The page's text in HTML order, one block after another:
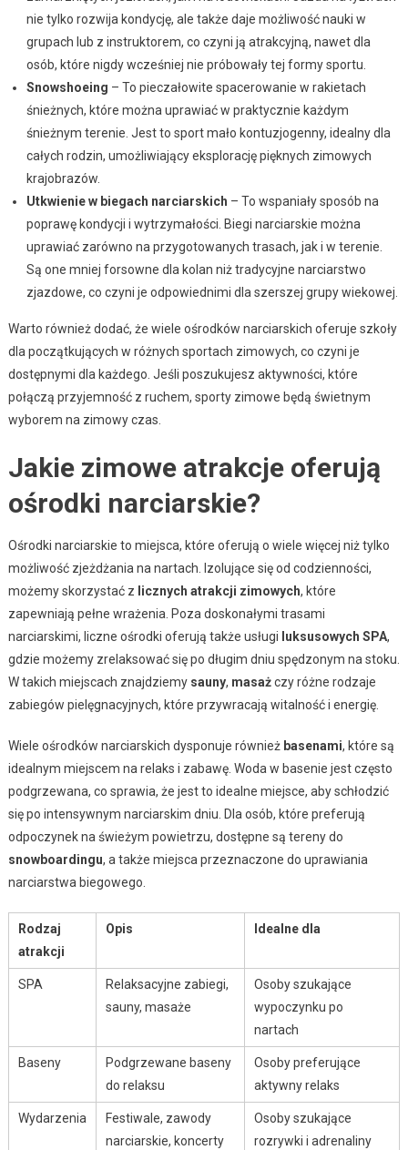
nie tylko rozwija kondycję, ale także daje możliwość nauki w
grupach lub z instruktorem, co czyni ją atrakcyjną, nawet dla
osób, które nigdy wcześniej nie próbowały tej formy sportu.
Snowshoeing – To pieczałowite spacerowanie w rakietach
śnieżnych, które można uprawiać w praktycznie każdym
śnieżnym terenie. Jest to sport mało kontuzjogenny, idealny dla
całych rodzin, umożliwiający eksplorację pięknych zimowych
krajobrazów.
Utkwienie w biegach narciarskich – To wspaniały sposób na
poprawę kondycji i wytrzymałości. Biegi narciarskie można
uprawiać zarówno na przygotowanych trasach, jak i w terenie.
Są one mniej forsowne dla kolan niż tradycyjne narciarstwo
zjazdowe, co czyni je odpowiednimi dla szerszej grupy wiekowej.
Warto również dodać, że wiele ośrodków narciarskich oferuje szkoły
dla początkujących w różnych sportach zimowych, co czyni je
dostępnymi dla każdego. Jeśli poszukujesz aktywności, które
połączą przyjemność z ruchem, sporty zimowe będą świetnym
wyborem na zimowy czas.
Jakie zimowe atrakcje oferują
ośrodki narciarskie?
Ośrodki narciarskie to miejsca, które oferują o wiele więcej niż tylko
możliwość zjeżdżania na nartach. Izolujące się od codzienności,
możemy skorzystać z licznych atrakcji zimowych, które
zapewniają pełne wrażenia. Poza doskonałymi trasami
narciarskimi, liczne ośrodki oferują także usługi luksusowych SPA,
gdzie możemy zrelaksować się po długim dniu spędzonym na stoku.
W takich miejscach znajdziemy sauny, masażczy różne rodzaje
zabiegów pielęgnacyjnych, które przywracają witalność i energię.
Wiele ośrodków narciarskich dysponuje również basenami, które są
idealnym miejscem na relaks i zabawę. Woda w basenie jest często
podgrzewana, co sprawia, że jest to idealne miejsce, aby schłodzić
się po intensywnym narciarskim dniu. Dla osób, które preferują
odpoczynek na świeżym powietrzu, dostępne są tereny do
snowboardingu, a także miejsca przeznaczone do uprawiania
narciarstwa biegowego.
Rodzaj
atrakcji
Opis Idealne dla
SPA
Relaksacyjne zabiegi,
sauny, masaże
Osoby szukające
wypoczynku po
nartach
Baseny
Podgrzewane baseny
do relaksu
Osoby preferujące
aktywny relaks
Wydarzenia
Festiwale, zawody
narciarskie, koncerty
Osoby szukające
rozrywki i adrenaliny